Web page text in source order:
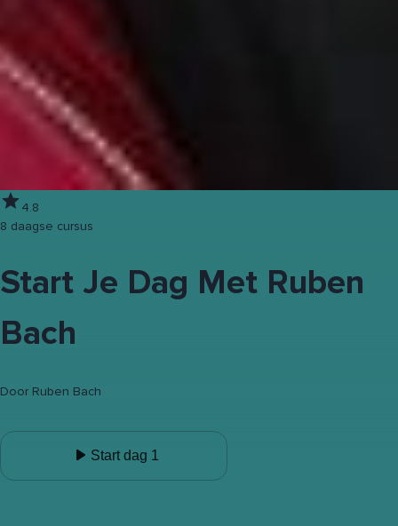
4.8
8 daagse cursus
Start Je Dag Met Ruben
Bach
Door Ruben Bach
Start dag 1